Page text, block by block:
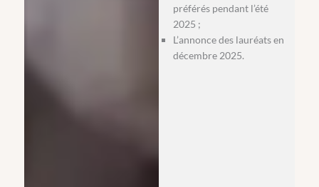
préférés pendant l’été
2025 ;
L’annonce des lauréats en
décembre 2025.